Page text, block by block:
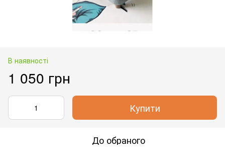
В наявності
1 050 грн
Купити
До обраного